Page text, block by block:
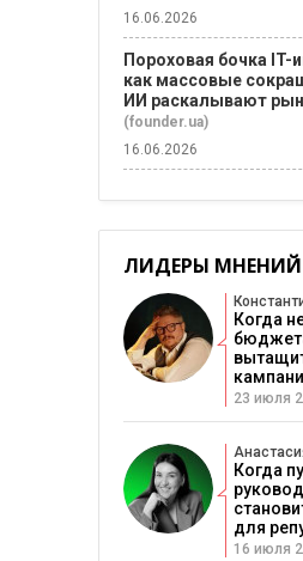
16.06.2026
Пороховая бочка IT-
как массовые
ИИ раскалывают
(founder.ua)
16.06.2026
ЛИДЕРЫ МНЕНИЙ
Когда
23 июля
Когда
для
16 июля